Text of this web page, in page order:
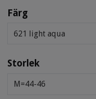
Färg
621 light aqua
Storlek
M=44-46